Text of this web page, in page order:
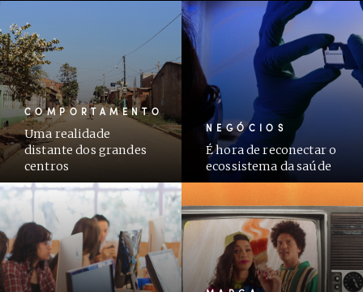
COMPORTAMENTO
Uma realidade
distante dos grandes
centros
NEGÓCIOS
É hora de reconectar o
ecossistema da saúde